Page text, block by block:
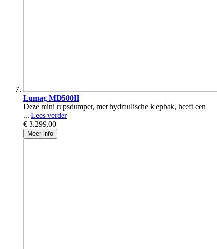
Lumag MD500H
Deze mini rupsdumper, met hydraulische kiepbak, heeft een
... Lees verder
€ 3.299,00
Meer info